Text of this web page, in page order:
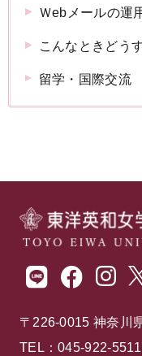
Ｗebメールの運
こんなときどう
留学・国際交流
〒226-0015 神奈川
TEL：045-922-